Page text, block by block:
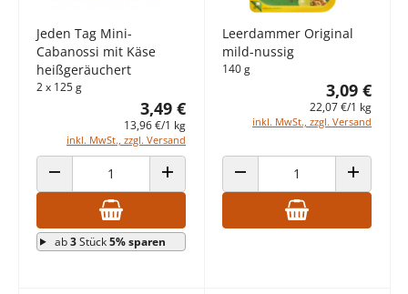
Jeden Tag Mini-
Cabanossi mit Käse
heißgeräuchert
2 x 125 g
3,49 €
13,96 €/1 kg
inkl. MwSt., zzgl. Versand
ANZAHL VERRINGERN ANZAHL ERHÖHEN
ab3Stück5% sparen
Leerdammer Original
mild-nussig
140 g
3,09 €
22,07 €/1 kg
inkl. MwSt., zzgl. Versand
ANZAHL VERRINGERN ANZAHL